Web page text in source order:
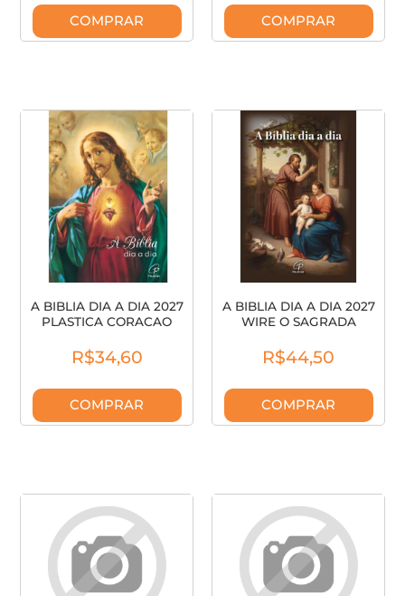
COMPRAR COMPRAR
A BIBLIA DIA A DIA 2027
PLASTICA CORACAO
R$34,60
COMPRAR
A BIBLIA DIA A DIA 2027
WIRE O SAGRADA
R$44,50
COMPRAR